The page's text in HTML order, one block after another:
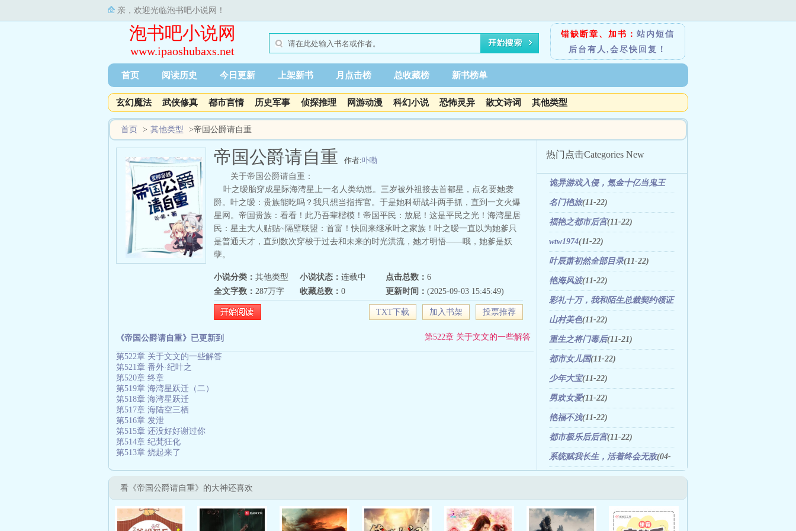
亲，欢迎光临泡书吧小说网！
泡书吧小说网
www.ipaoshubaxs.net
错缺断章、加书： 站内短信
后台有人,会尽快回复！
首页 阅读历史 今日更新 上架新书 月点击榜 总收藏榜 新书榜单
玄幻魔法 武侠修真 都市言情 历史军事 侦探推理 网游动漫 科幻小说 恐怖灵异 散文诗词 其他类型
首页 > 其他类型 >帝国公爵请自重
帝国公爵请自重 作者:卟嘞
关于帝国公爵请自重：
叶之暧胎穿成星际海湾星上一名人类幼崽。三岁被外祖接去首都星，点名要她袭
爵。叶之暧：贵族能吃吗？我只想当指挥官。于是她科研战斗两手抓，直到一文火爆
星网。帝国贵族：看看！此乃吾辈楷模！帝国平民：放屁！这是平民之光！海湾星居
民：星主大人贴贴~隔壁联盟：首富！快回来继承叶之家族！叶之暧一直以为她爹只
是普通天才，直到数次穿梭于过去和未来的时光洪流，她才明悟——哦，她爹是妖
孽。
小说分类： 其他类型 小说状态： 连载中 点击总数： 6
全文字数： 287万字 收藏总数： 0 更新时间： (2025-09-03 15:45:49)
TXT下载 加入书架 投票推荐
《帝国公爵请自重》已更新到 第522章 关于文文的一些解答
第522章 关于文文的一些解答
第521章 番外·纪叶之
第520章 终章
第519章 海湾星跃迁（二）
第518章 海湾星跃迁
第517章 海陆空三栖
第516章 发泄
第515章 还没好好谢过你
第514章 纪梵狂化
第513章 烧起来了
热门点击Categories New
诡异游戏入侵，氪金十亿当鬼王
(01-19)
名门艳旅(11-22)
福艳之都市后宫(11-22)
wtw1974(11-22)
叶辰萧初然全部目录(11-22)
艳海风波(11-22)
彩礼十万，我和陌生总裁契约领证
了(11-21)
山村美色(11-22)
重生之将门毒后(11-21)
都市女儿国(11-22)
少年大宝(11-22)
男欢女爱(11-22)
艳福不浅(11-22)
都市极乐后后宫(11-22)
系统赋我长生，活着终会无敌(04-
看《帝国公爵请自重》的大神还喜欢